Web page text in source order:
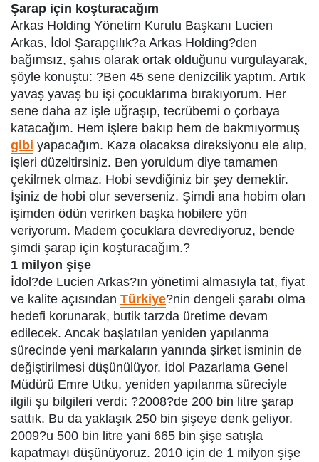
Şarap için koşturacağım
Arkas Holding Yönetim Kurulu Başkanı Lucien
Arkas, İdol Şarapçılık?a Arkas Holding?den
bağımsız, şahıs olarak ortak olduğunu vurgulayarak,
şöyle konuştu: ?Ben 45 sene denizcilik yaptım. Artık
yavaş yavaş bu işi çocuklarıma bırakıyorum. Her
sene daha az işle uğraşıp, tecrübemi o çorbaya
katacağım. Hem işlere bakıp hem de bakmıyormuş
gibi yapacağım. Kaza olacaksa direksiyonu ele alıp,
işleri düzeltirsiniz. Ben yoruldum diye tamamen
çekilmek olmaz. Hobi sevdiğiniz bir şey demektir.
İşiniz de hobi olur severseniz. Şimdi ana hobim olan
işimden ödün verirken başka hobilere yön
veriyorum. Madem çocuklara devrediyoruz, bende
şimdi şarap için koşturacağım.?
1 milyon şişe
İdol?de Lucien Arkas?ın yönetimi almasıyla tat, fiyat
ve kalite açısından Türkiye?nin dengeli şarabı olma
hedefi korunarak, butik tarzda üretime devam
edilecek. Ancak başlatılan yeniden yapılanma
sürecinde yeni markaların yanında şirket isminin de
değiştirilmesi düşünülüyor. İdol Pazarlama Genel
Müdürü Emre Utku, yeniden yapılanma süreciyle
ilgili şu bilgileri verdi: ?2008?de 200 bin litre şarap
sattık. Bu da yaklaşık 250 bin şişeye denk geliyor.
2009?u 500 bin litre yani 665 bin şişe satışla
kapatmayı düşünüyoruz. 2010 için de 1 milyon şişe